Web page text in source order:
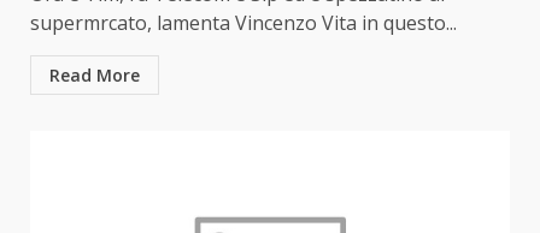
supermrcato, lamenta Vincenzo Vita in questo...
Read More